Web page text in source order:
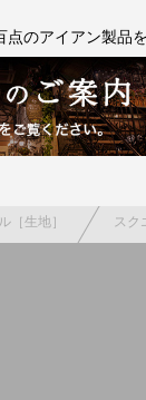
のアイアン製品を
［生地］ スク